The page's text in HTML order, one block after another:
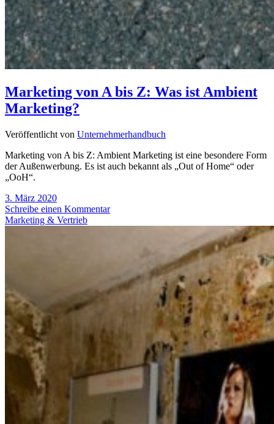
Marketing von A bis Z: Was ist Ambient
Marketing?
Veröffentlicht von Unternehmerhandbuch
Marketing von A bis Z: Ambient Marketing ist eine besondere Form
der Außenwerbung. Es ist auch bekannt als „Out of Home“ oder
„OoH“.
3. März 2020
Schreibe einen Kommentar
Marketing & Vertrieb